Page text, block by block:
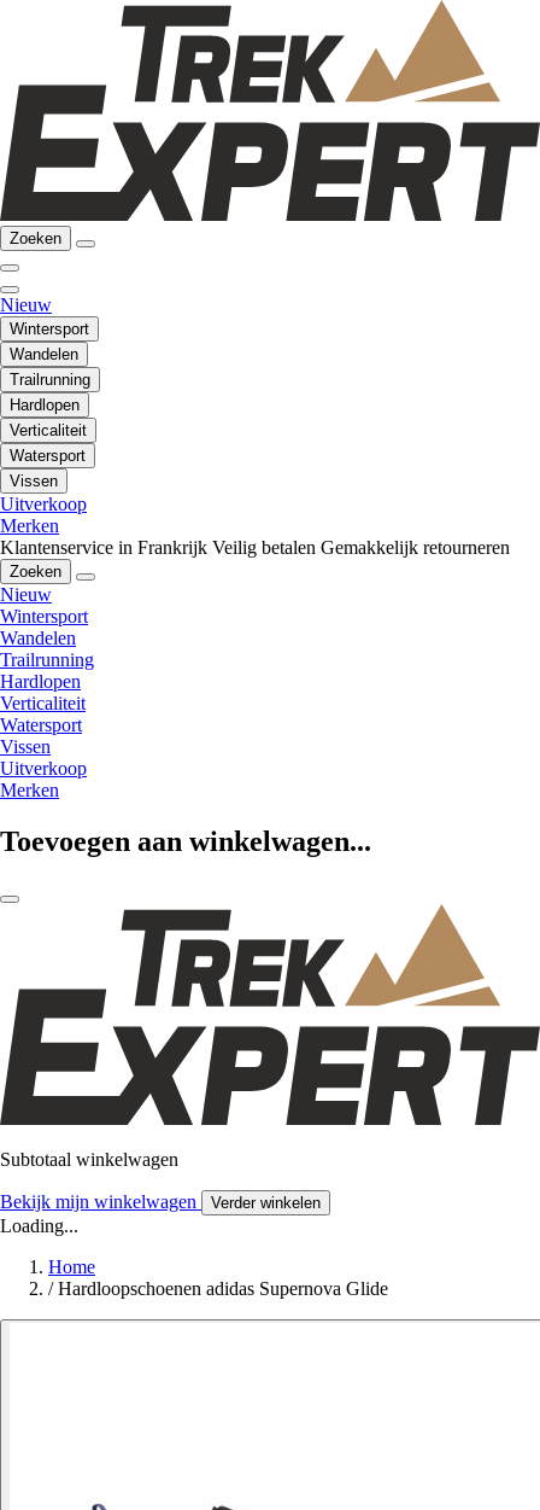
Zoeken
Nieuw
Wintersport
Wandelen
Trailrunning
Hardlopen
Verticaliteit
Watersport
Vissen
Uitverkoop
Merken
Klantenservice in Frankrijk Veilig betalen Gemakkelijk retourneren
Zoeken
Nieuw
Wintersport
Wandelen
Trailrunning
Hardlopen
Verticaliteit
Watersport
Vissen
Uitverkoop
Merken
Toevoegen aan winkelwagen...
Subtotaal winkelwagen
Bekijk mijn winkelwagen Verder winkelen
Loading...
Home
/ Hardloopschoenen adidas Supernova Glide